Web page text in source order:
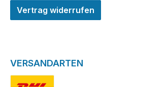
Vertrag widerrufen
VERSANDARTEN